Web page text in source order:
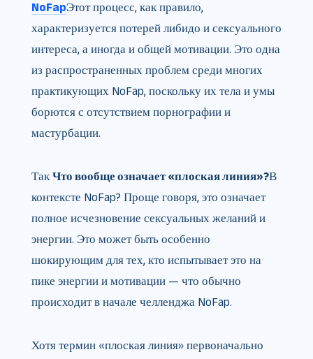
NoFapЭтот процесс, как правило,
характеризуется потерей либидо и сексуального
интереса, а иногда и общей мотивации. Это одна
из распространенных проблем среди многих
практикующих NoFap, поскольку их тела и умы
борются с отсутствием порнографии и
мастурбации.
Так Что вообще означает «плоская линия»?В
контексте NoFap? Проще говоря, это означает
полное исчезновение сексуальных желаний и
энергии. Это может быть особенно
шокирующим для тех, кто испытывает это на
пике энергии и мотивации — что обычно
происходит в начале челленджа NoFap.
Хотя термин «плоская линия» первоначально